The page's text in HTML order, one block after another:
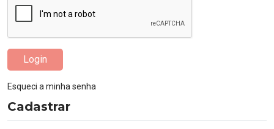
Login
Esqueci a minha senha
Cadastrar